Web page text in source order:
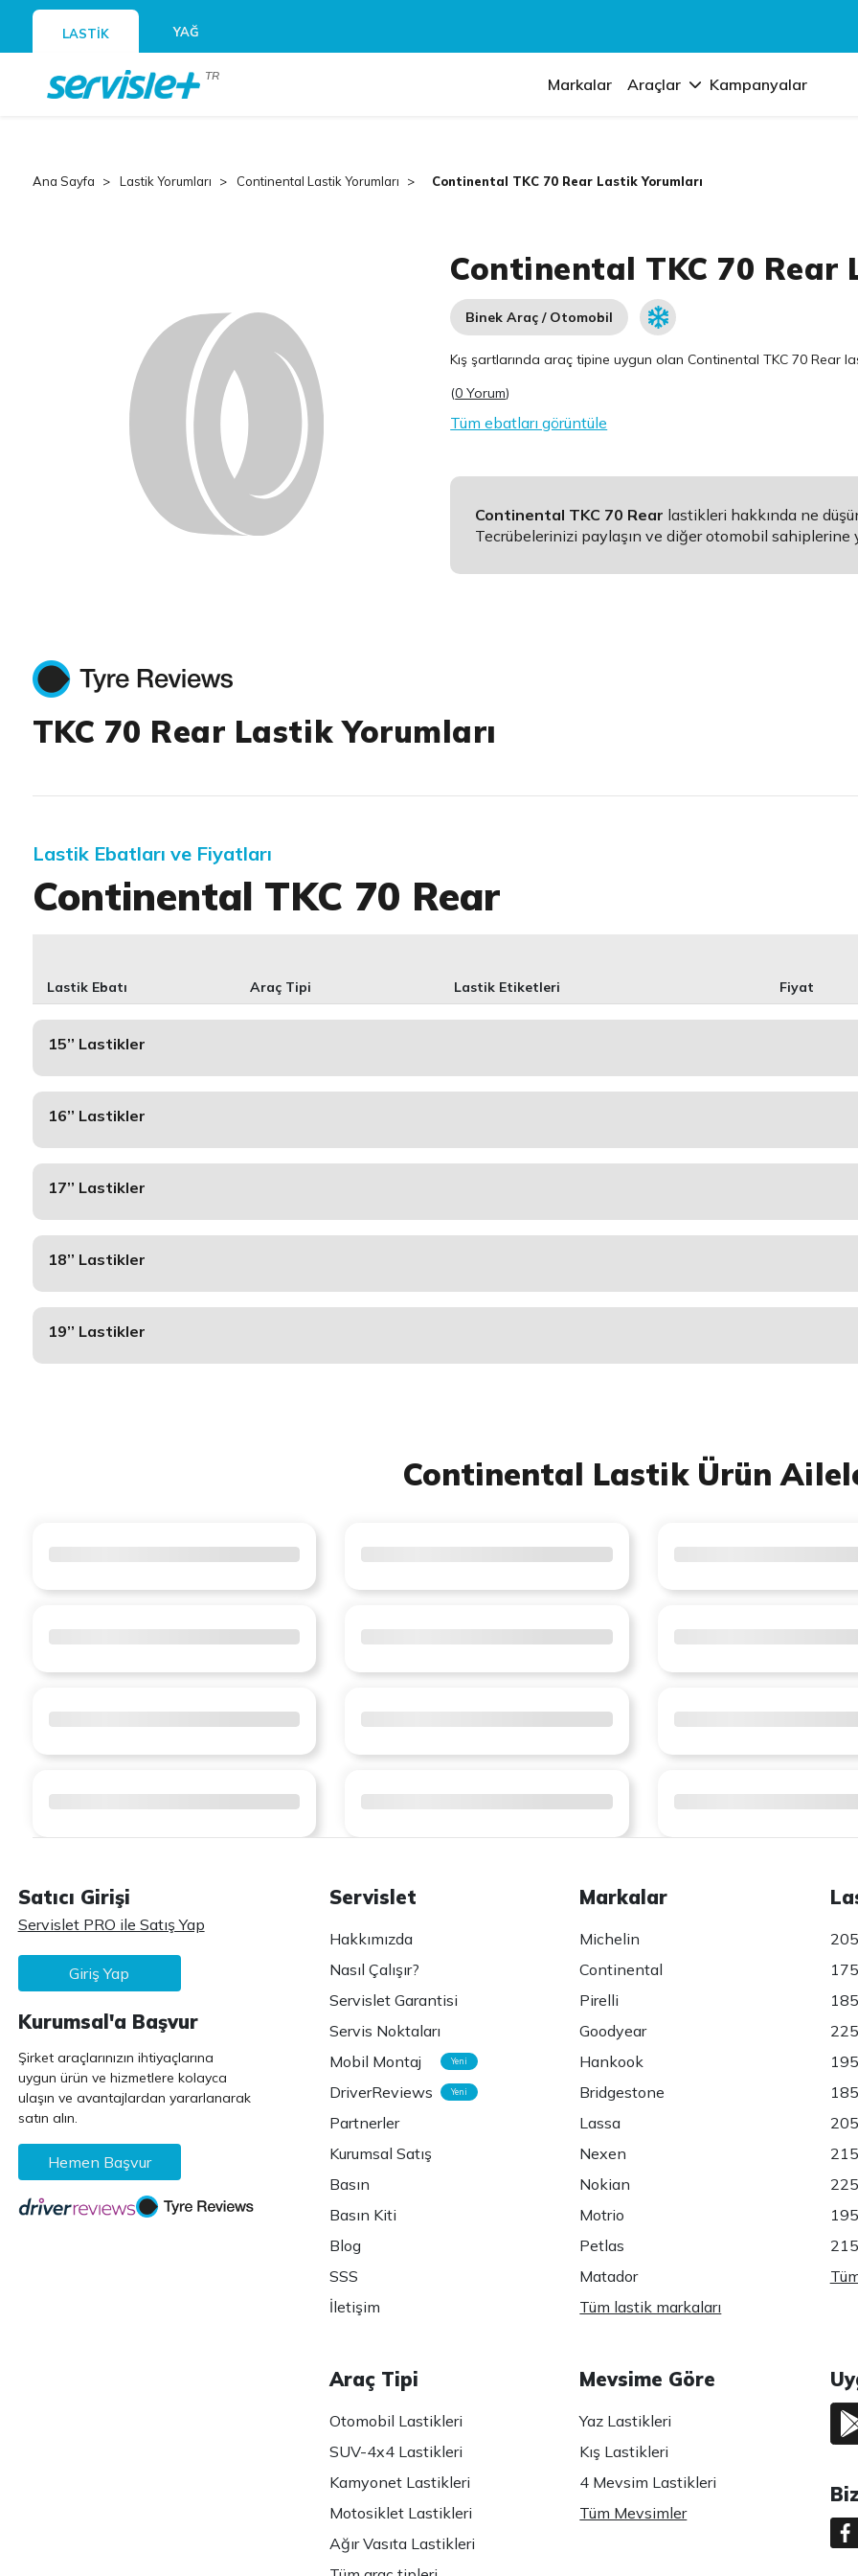
LASTİK YAĞ
TR Markalar Araçlar Kampanyalar
Ana Sayfa Lastik Yorumları Continental Lastik Yorumları Continental TKC 70 Rear Lastik Yorumları
Continental TKC 70 Rear
Binek Araç / Otomobil
Kış şartlarında araç tipine uygun olanContinental TKC 70 Rear
(0 Yorum)
Tüm ebatları görüntüle
Continental TKC 70 Rear lastikleri hakkında ne
Tecrübelerinizi paylaşın ve diğer otomobil sahiplerine
TKC 70 Rear Lastik Yorumları
Lastik Ebatları ve Fiyatları
Continental TKC 70 Rear
Lastik Ebatı Araç Tipi Lastik Etiketleri Fiyat
15’’ Lastikler
16’’ Lastikler
17’’ Lastikler
18’’ Lastikler
19’’ Lastikler
Continental Lastik Ürün
Satıcı Girişi
Servislet PRO ile Satış Yap
Giriş Yap
Kurumsal'a Başvur
Şirket araçlarınızın ihtiyaçlarına
uygun ürün ve hizmetlere kolayca
ulaşın ve avantajlardan yararlanarak
satın alın.
Hemen Başvur
Servislet
Hakkımızda
Nasıl Çalışır?
Servislet Garantisi
Servis Noktaları
Mobil Montaj
Yeni
DriverReviews Yeni
Partnerler
Kurumsal Satış
Basın
Basın Kiti
Blog
SSS
İletişim
Markalar
Michelin
Continental
Pirelli
Goodyear
Hankook
Bridgestone
Lassa
Nexen
Nokian
Motrio
Petlas
Matador
Tüm lastik markaları
Araç Tipi
Otomobil Lastikleri
SUV-4x4 Lastikleri
Kamyonet Lastikleri
Motosiklet Lastikleri
Ağır Vasıta Lastikleri
Mevsime Göre
Yaz Lastikleri
Kış Lastikleri
4 Mevsim Lastikleri
Tüm Mevsimler